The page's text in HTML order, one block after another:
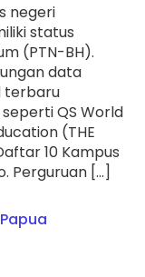
negeri
status
(PTN-BH).
data
terbaru
QS World
(THE
10 Kampus
Perguruan […]